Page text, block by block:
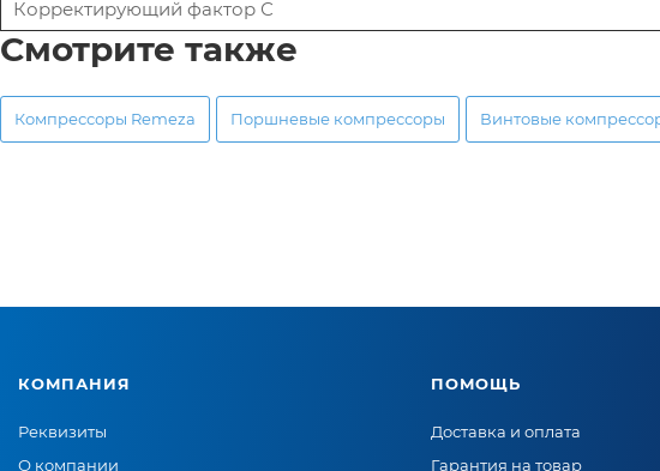
Корректирующий фактор С
Смотрите также
Компрессоры Remeza Поршневые компрессоры Винтовые
КОМПАНИЯ
Реквизиты
О компании
ПОМОЩЬ
Доставка и оплата
Гарантия на товар